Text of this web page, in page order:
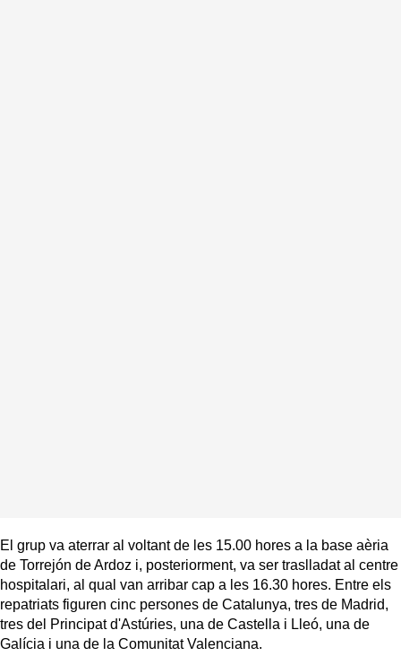
El grup va aterrar al voltant de les 15.00 hores a la base aèria
de Torrejón de Ardoz i, posteriorment, va ser traslladat al centre
hospitalari, al qual van arribar cap a les 16.30 hores. Entre els
repatriats figuren cinc persones de Catalunya, tres de Madrid,
tres del Principat d'Astúries, una de Castella i Lleó, una de
Galícia i una de la Comunitat Valenciana.